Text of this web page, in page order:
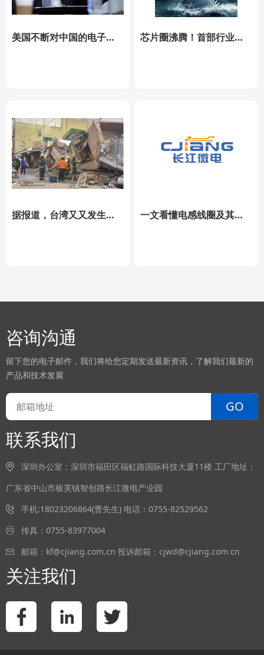
美国不断对中国的电子工业出手，中国从业者如何应对？ 芯片圈沸腾！首部行业职场剧杀青，半导体江湖背后“神秘创投”是...
据报道，台湾又又发生地震了，各大芯片厂家回应来了 一文看懂电感线圈及其应用，国产替代有哪些？
咨询沟通
留下您的电子邮件，我们将给您定期发送最新资讯，了解我们最新的
产品和技术发展
GO
联系我们
深圳办公室：深圳市福田区福虹路国际科技大厦11楼 工厂地址：
广东省中山市板芙镇智创路长江微电产业园
手机:18023206864(曹先生) 电话：0755-82529562
传真：0755-83977004
邮箱：kf@cjiang.com.cn 投诉邮箱：cjwd@cjiang.com.cn
关注我们